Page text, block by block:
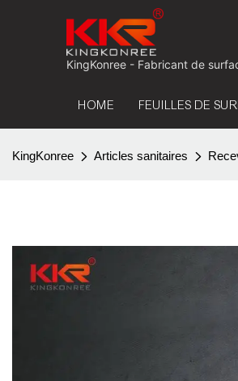
KingKonree - Fabricant de
HOME FEUILLES DE
KingKonree Articles sanitaires